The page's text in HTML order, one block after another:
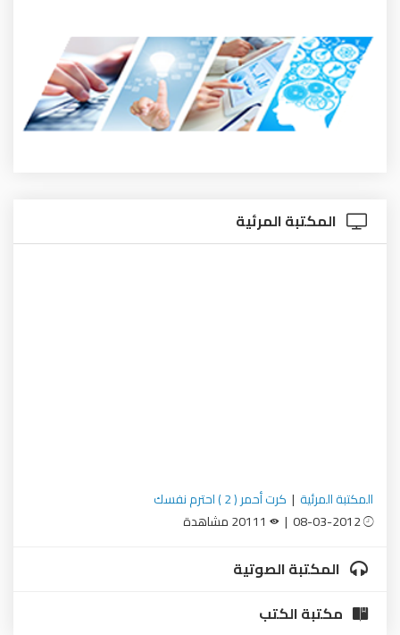
المكتبة المرئية
المكتبة المرئية | كرت أحمر ( 2 ) احترم نفسك
المكتبة الصوتية
مكتبة الكتب